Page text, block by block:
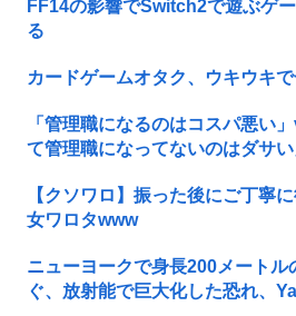
FF14の影響でSwitch2で遊ぶゲ
る
カードゲームオタク、ウキウキ
「管理職になるのはコスパ悪い
て管理職になってないのはダサい
【クソワロ】振った後にご丁寧
女ワロタwww
ニューヨークで身長200メートル
ぐ、放射能で巨大化した恐れ、